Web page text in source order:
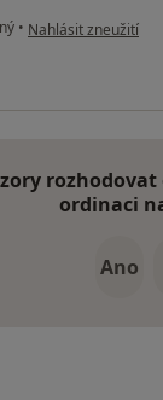
• podle názoru
Nahlásit zneužití
ordinaci
Ano